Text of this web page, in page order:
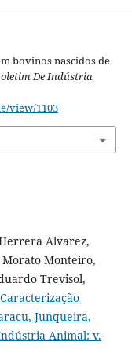
bovinos nascidos de
De Indústria
view/1103
Alvarez,
Morato Monteiro,
Trevisol,
Caracterização
Junqueira,
Animal: v.